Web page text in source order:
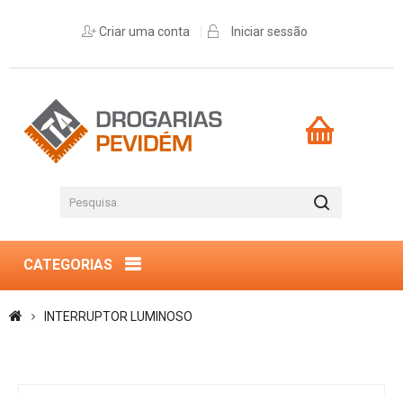
Criar uma conta Iniciar sessão
CATEGORIAS
INTERRUPTOR LUMINOSO